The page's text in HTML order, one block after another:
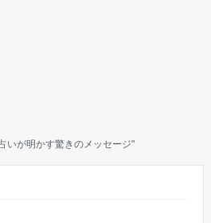
いが明かす驚きのメッセージ"